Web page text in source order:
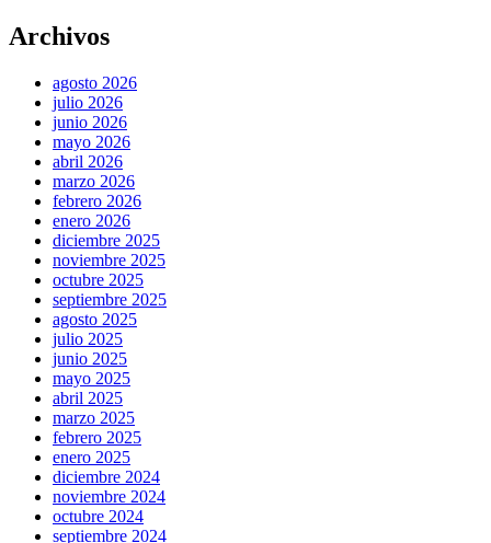
Archivos
agosto 2026
julio 2026
junio 2026
mayo 2026
abril 2026
marzo 2026
febrero 2026
enero 2026
diciembre 2025
noviembre 2025
octubre 2025
septiembre 2025
agosto 2025
julio 2025
junio 2025
mayo 2025
abril 2025
marzo 2025
febrero 2025
enero 2025
diciembre 2024
noviembre 2024
octubre 2024
septiembre 2024